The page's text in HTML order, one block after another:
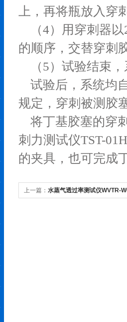
上，再将瓶放入
（4）用穿刺器
的顺序，交替穿刺
（5）试验结束
试验后，系统均
规定，穿刺被测胶
将丁基胶塞的穿
刺力测试仪TST-
的夹具，也可完成
上一篇： 水蒸气透过率测试仪WVTR-